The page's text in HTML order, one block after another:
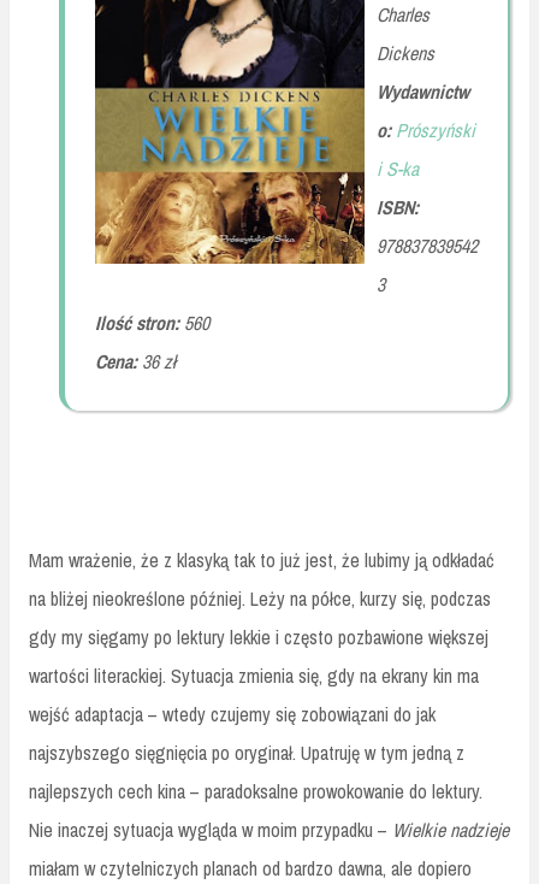
Charles
Dickens
Wydawnictw
o:Prószyński
i S-ka
ISBN:
978837839542
3
Ilość stron:560
Cena:36 zł
Mam wrażenie, że z klasyką tak to już jest, że lubimy ją odkładać
na bliżej nieokreślone później. Leży na półce, kurzy się, podczas
gdy my sięgamy po lektury lekkie i często pozbawione większej
wartości literackiej. Sytuacja zmienia się, gdy na ekrany kin ma
wejść adaptacja – wtedy czujemy się zobowiązani do jak
najszybszego sięgnięcia po oryginał. Upatruję w tym jedną z
najlepszych cech kina – paradoksalne prowokowanie do lektury.
Nie inaczej sytuacja wygląda w moim przypadku – Wielkie nadzieje
miałam w czytelniczych planach od bardzo dawna, ale dopiero